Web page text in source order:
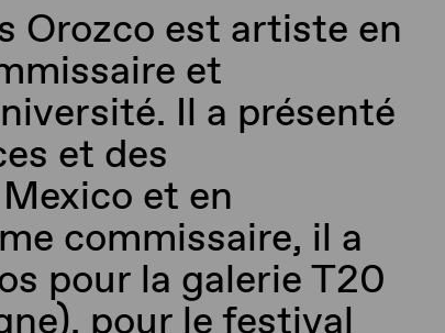
Orozco est artiste en
et
Il a présenté
et des
et en
commissaire, il a
pour la galerie T20
pour le festival